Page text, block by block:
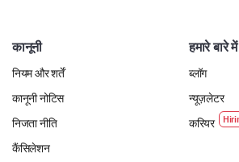
कानूनी
नियम और शर्तें
कानूनी नोटिस
निजता नीति
कैंसिलेशन
हमारे बारे में
ब्लॉग
न्यूज़लेटर
करियर